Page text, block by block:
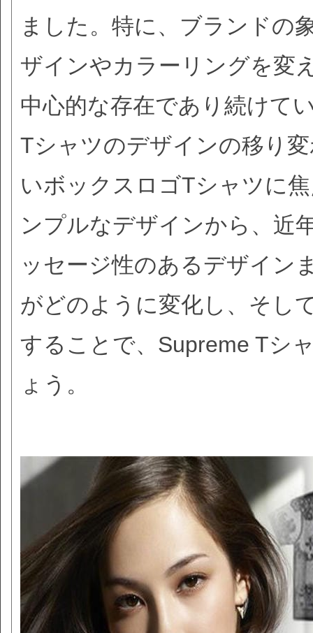
ました。特に、ブランドの
ザインやカラーリングを変
中心的な存在であり続けて
Tシャツのデザインの移り
いボックスロゴTシャツに
ンプルなデザインから、近
ッセージ性のあるデザイン
がどのように変化し、そし
することで、Supreme Tシ
ょう。